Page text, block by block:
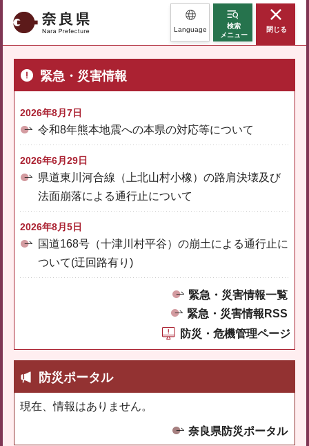
奈良県 Language
検索
メニュー
閉じる
緊急・災害情報
2026年8月7日
令和8年熊本地震への本県の対応等について
2026年6月29日
県道東川河合線（上北山村小橡）の路肩決壊及び
法面崩落による通行止について
2026年8月5日
国道168号（十津川村平谷）の崩土による通行止に
ついて(迂回路有り)
緊急・災害情報一覧
緊急・災害情報RSS
防災・危機管理ページ
防災ポータル
現在、情報はありません。
奈良県防災ポータル